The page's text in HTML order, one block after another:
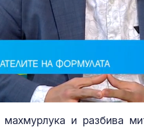
и разбива